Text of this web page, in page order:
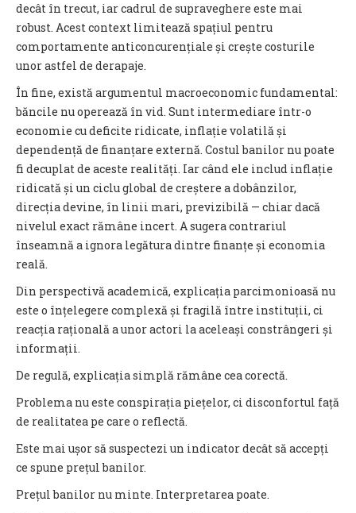
decât în trecut, iar cadrul de supraveghere este mai
robust. Acest context limitează spațiul pentru
comportamente anticoncurențiale și crește costurile
unor astfel de derapaje.
În fine, există argumentul macroeconomic fundamental:
băncile nu operează în vid. Sunt intermediare într-o
economie cu deficite ridicate, inflație volatilă și
dependență de finanțare externă. Costul banilor nu poate
fi decuplat de aceste realități. Iar când ele includ inflație
ridicată și un ciclu global de creștere a dobânzilor,
direcția devine, în linii mari, previzibilă — chiar dacă
nivelul exact rămâne incert. A sugera contrariul
înseamnă a ignora legătura dintre finanțe și economia
reală.
Din perspectivă academică, explicația parcimonioasă nu
este o înțelegere complexă și fragilă între instituții, ci
reacția rațională a unor actori la aceleași constrângeri și
informații.
De regulă, explicația simplă rămâne cea corectă.
Problema nu este conspirația piețelor, ci disconfortul față
de realitatea pe care o reflectă.
Este mai ușor să suspectezi un indicator decât să accepți
ce spune prețul banilor.
Prețul banilor nu minte. Interpretarea poate.